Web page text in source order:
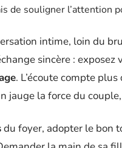
de souligner l’attention
intime, loin du
sincère :
. L’écoute compte
jauge la force du
du foyer, adopter le bon